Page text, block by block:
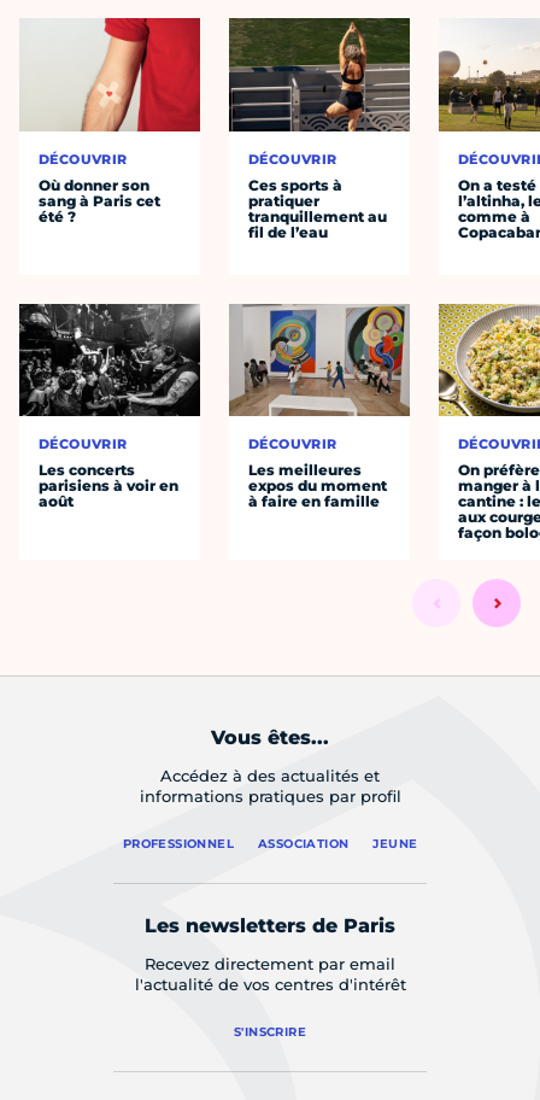
DÉCOUVRIR
Où donner son
sang à Paris cet
été ?
DÉCOUVRIR
Les concerts
parisiens à voir en
août
DÉCOUVRIR
Ces sports à
pratiquer
tranquillement au
fil de l’eau
DÉCOUVRIR
Les meilleures
expos du moment
à faire en famille
On a testé
l’altinha,
comme à
On préfère
manger à
cantine :
aux
façon
Vous êtes...
Accédez à des actualités et
informations pratiques par profil
PROFESSIONNEL ASSOCIATION JEUNE
Les newsletters de Paris
Recevez directement par email
l'actualité de vos centres d'intérêt
S'INSCRIRE